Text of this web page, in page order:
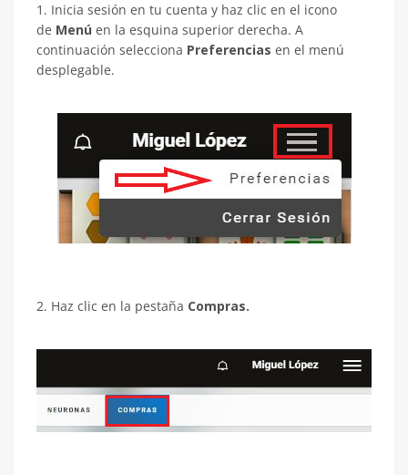
1. Inicia sesión en tu cuenta y haz clic en el icono
de Menú en la esquina superior derecha. A
continuación selecciona Preferencias en el menú
desplegable.
2. Haz clic en la pestaña Compras.